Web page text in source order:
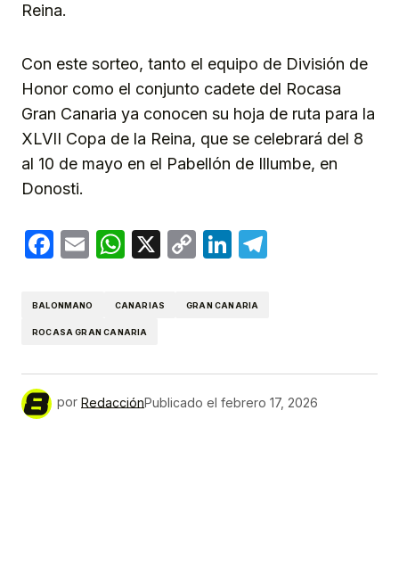
Reina.
Con este sorteo, tanto el equipo de División de
Honor como el conjunto cadete del Rocasa
Gran Canaria ya conocen su hoja de ruta para la
XLVII Copa de la Reina, que se celebrará del 8
al 10 de mayo en el Pabellón de Illumbe, en
Donosti.
Facebook
EmailWhatsApp
X
CopyLinkedIn
BALONMANO CANARIAS GRAN CANARIA
ROCASA GRAN CANARIA
por RedacciónPublicado el febrero 17, 2026